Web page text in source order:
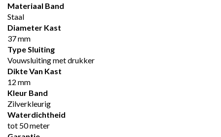
Materiaal Band
Staal
Diameter Kast
37 mm
Type Sluiting
Vouwsluiting met drukker
Dikte Van Kast
12 mm
Kleur Band
Zilverkleurig
Waterdichtheid
tot 50 meter